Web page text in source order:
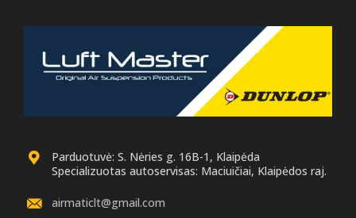
Parduotuvė: S. Nėries g. 16B-1, Klaipėda
Specializuotas autoservisas: Maciuičiai, Klaipėdos raj.
airmaticlt@gmail.com